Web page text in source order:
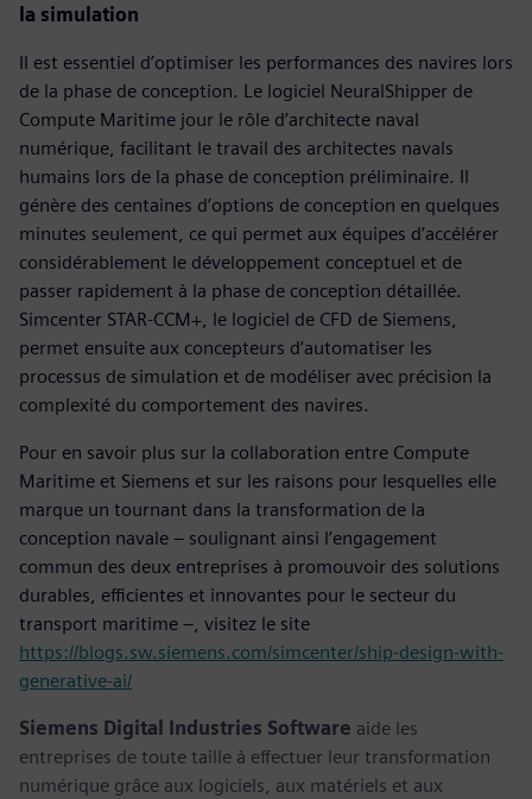
la simulation
Il est essentiel d’optimiser les performances des navires lors
de la phase de conception. Le logiciel NeuralShipper de
Compute Maritime jour le rôle d’architecte naval
numérique, facilitant le travail des architectes navals
humains lors de la phase de conception préliminaire. Il
génère des centaines d’options de conception en quelques
minutes seulement, ce qui permet aux équipes d’accélérer
considérablement le développement conceptuel et de
passer rapidement à la phase de conception détaillée.
Simcenter STAR-CCM+, le logiciel de CFD de Siemens,
permet ensuite aux concepteurs d’automatiser les
processus de simulation et de modéliser avec précision la
complexité du comportement des navires.
Pour en savoir plus sur la collaboration entre Compute
Maritime et Siemens et sur les raisons pour lesquelles elle
marque un tournant dans la transformation de la
conception navale – soulignant ainsi l’engagement
commun des deux entreprises à promouvoir des solutions
durables, efficientes et innovantes pour le secteur du
transport maritime –, visitez le site
https://blogs.sw.siemens.com/simcenter/ship-design-with-
generative-ai/
Siemens Digital Industries Software aide les
entreprises de toute taille à effectuer leur transformation
numérique grâce aux logiciels, aux matériels et aux